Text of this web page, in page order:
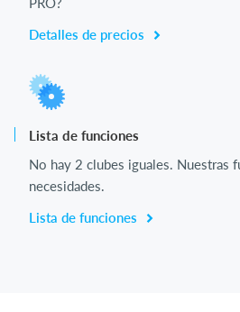
Detalles de precios
Lista de funciones
No hay 2 clubes iguales. Nuestras
necesidades.
Lista de funciones